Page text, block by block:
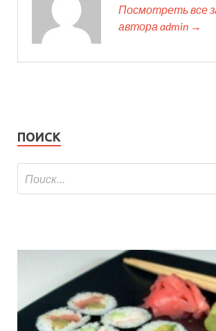
Посмотреть все
автора admin →
ПОИСК